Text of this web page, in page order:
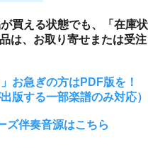
買える状態でも、「在庫状
は、お取り寄せまたは受注
お急ぎの方はPDF版を！
版する一部楽譜のみ対応）
ズ伴奏音源はこちら